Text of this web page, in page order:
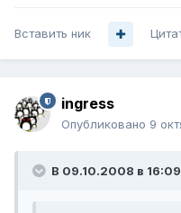
Вставить ник
ingress
Опубликовано 9
В 09.10.2008 в